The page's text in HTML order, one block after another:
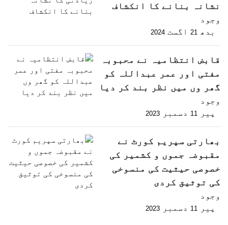
نشانہ بنانے کا انکشاف
وجود
بدھ
21 اگست 2024
قابض انتظامیہ نے محبوبہ
مفتی اور عمر عبداللہ کو
گھر وں میں نظر بند کر دیا
وجود
پیر
11 دسمبر 2023
بھارتی سپریم کورٹ نے
مقبوضہ جموں و کشمیر کی
خصوصی حیثیت کی منسوخی
کی توثیق کردی
وجود
پیر
11 دسمبر 2023